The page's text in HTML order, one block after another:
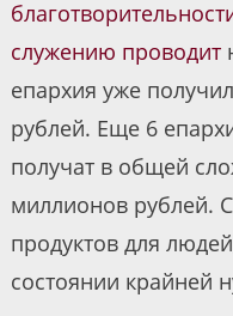
служению проводит
епархия уже
рублей. Еще 6
получат в общей
миллионов рублей.
продуктов для
состоянии крайней